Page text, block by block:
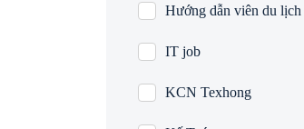
Hướng dẫn viên du lịch
IT job
KCN Texhong